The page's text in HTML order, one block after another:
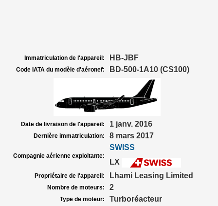
Immatriculation de l'appareil: HB-JBF
Code IATA du modèle d'aéronef: BD-500-1A10 (CS100)
Date de livraison de l'appareil: 1 janv. 2016
Dernière immatriculation: 8 mars 2017
Compagnie aérienne exploitante:
SWISS
LX
Propriétaire de l'appareil: Lhami Leasing Limited
Nombre de moteurs: 2
Type de moteur: Turboréacteur